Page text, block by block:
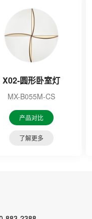
X02-圆形卧室灯
MX-B055M-CS
产品对比
了解更多